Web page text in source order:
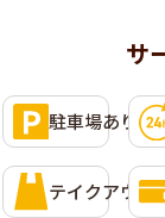
サ
利用可能なサービス
選択して条件に含
駐車場あり
テイクアウト